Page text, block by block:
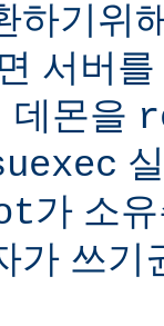
하기위
서버를
데몬을
가 소
가 쓰기